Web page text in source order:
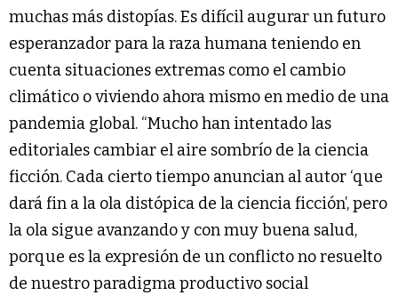
muchas más distopías. Es difícil augurar un futuro
esperanzador para la raza humana teniendo en
cuenta situaciones extremas como el cambio
climático o viviendo ahora mismo en medio de una
pandemia global. “Mucho han intentado las
editoriales cambiar el aire sombrío de la ciencia
ficción. Cada cierto tiempo anuncian al autor ‘que
dará fin a la ola distópica de la ciencia ficción’, pero
la ola sigue avanzando y con muy buena salud,
porque es la expresión de un conflicto no resuelto
de nuestro paradigma productivo social